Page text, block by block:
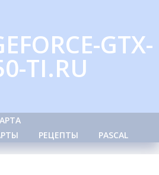
GTX-
TI.RU
РЕЦЕПТЫ PASCAL